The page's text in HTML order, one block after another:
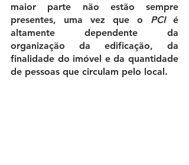
maior parte não estão sempre
presentes, uma vez que o PCI é
altamente dependente da
organização da edificação, da
finalidade do imóvel e da quantidade
de pessoas que circulam pelo local.